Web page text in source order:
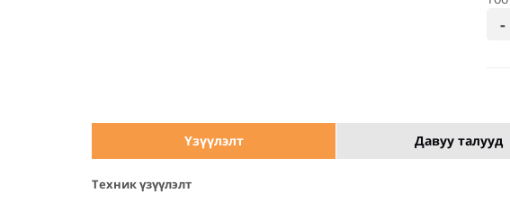
Үзүүлэлт Давуу талууд
Техник үзүүлэлт